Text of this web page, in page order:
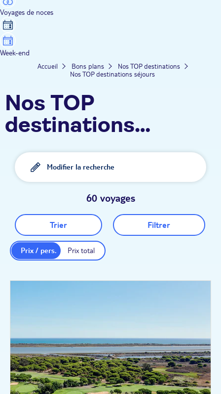
Voyages de noces
Week-end
Accueil Bons plans
Nos TOP destinations
Nos TOP destinations séjours
Nos TOP
destinations
séjours
Modifier la recherche
60 voyages
Trier Filtrer
Prix total
Prix / pers.